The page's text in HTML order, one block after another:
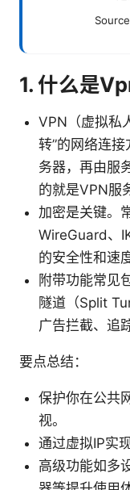
1. 什么是
VPN（虚拟私
转”的网络连
务器，再由服
的就是VPN服
加密是关键。
WireGuard、
的安全性和速
附带功能常见
隧道（Split
广告拦截、追
要点总结：
保护你在公共
视。
通过虚拟IP实
高级功能如多